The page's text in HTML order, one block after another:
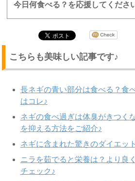
今日何食べる？を応援してくださ
こちらも美味しい記事です♪
長ネギの青い部分は食べる？食
はコレ♪
ネギの食べ過ぎは体臭がきつく
を抑える方法をご紹介♪
ネギに含まれた驚きのダイエッ
ニラを茹でると栄養は？より良
チェック♪